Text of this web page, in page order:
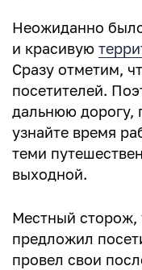
Неожиданно
и красивую
Сразу отметим,
посетителей.
дальнюю дорогу,
узнайте время
теми
выходной.
Местный сторож,
предложил
провел свои